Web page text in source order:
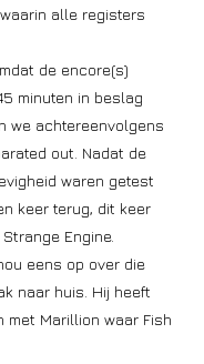
alle registers
de encore(s)
minuten in beslag
we achtereenvolgens
out. Nadat de
waren getest
keer terug, dit keer
Engine.
eens op over die
naar huis. Hij heeft
met Marillion waar Fish